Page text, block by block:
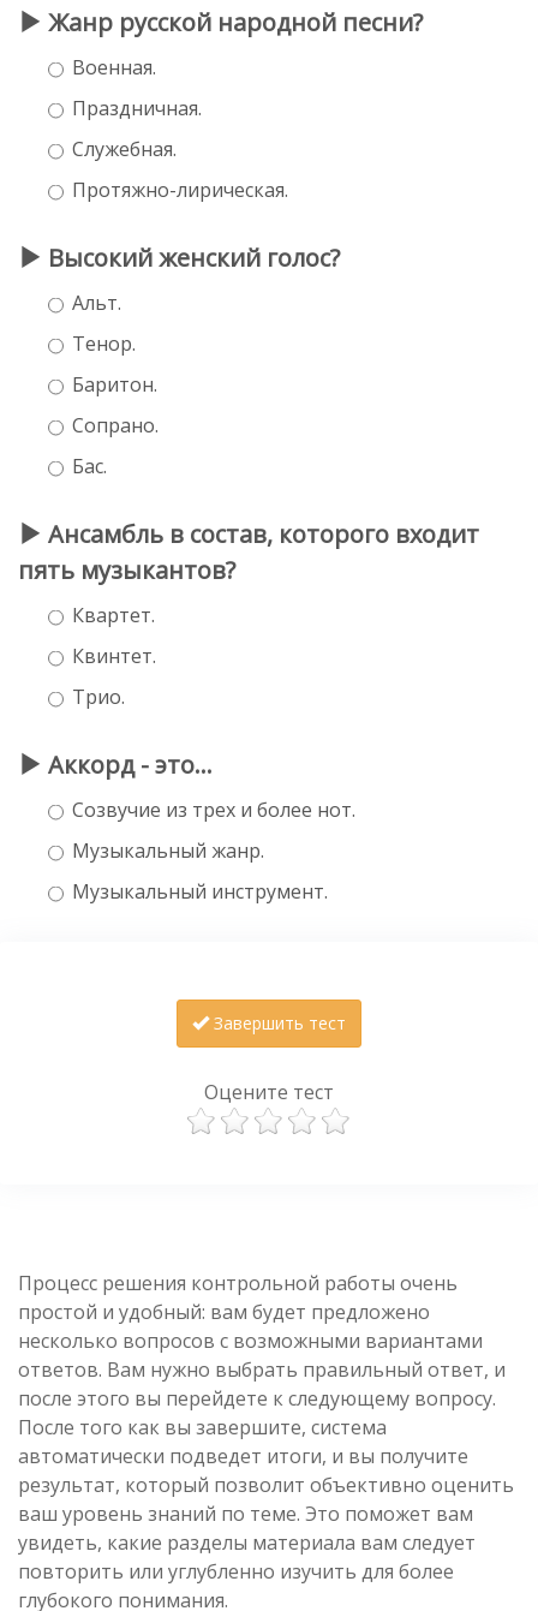
Жанр русской народной песни?
Военная.
Праздничная.
Служебная.
Протяжно-лирическая.
Высокий женский голос?
Альт.
Тенор.
Баритон.
Сопрано.
Бас.
Ансамбль в состав, которого входит
пять музыкантов?
Квартет.
Квинтет.
Трио.
Аккорд - это…
Созвучие из трех и более нот.
Музыкальный жанр.
Музыкальный инструмент.
Завершить тест
Оцените тест
Процесс решения контрольной работы очень
простой и удобный: вам будет предложено
несколько вопросов с возможными вариантами
ответов. Вам нужно выбрать правильный ответ, и
после этого вы перейдете к следующему вопросу.
После того как вы завершите, система
автоматически подведет итоги, и вы получите
результат, который позволит объективно оценить
ваш уровень знаний по теме. Это поможет вам
увидеть, какие разделы материала вам следует
повторить или углубленно изучить для более
глубокого понимания.